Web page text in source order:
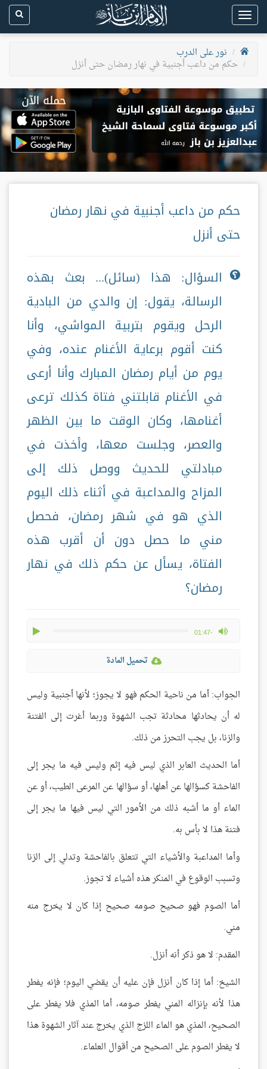
Toggle
navigation
نور على الدرب
حكم من داعب أجنبية في نهار رمضان حتى أنزل
حكم من داعب أجنبية في نهار رمضان
حتى أنزل
السؤال: هذا (سائل)... بعث بهذه
الرسالة، يقول: إن والدي من البادية
الرحل ويقوم بتربية المواشي، وأنا
كنت أقوم برعاية الأغنام عنده، وفي
يوم من أيام رمضان المبارك وأنا أرعى
في الأغنام قابلتني فتاة كذلك ترعى
أغنامها، وكان الوقت ما بين الظهر
والعصر، وجلست معها، وأخذت في
مبادلتي للحديث ووصل ذلك إلى
المزاح والمداعبة في أثناء ذلك اليوم
الذي هو في شهر رمضان، فحصل
مني ما حصل دون أن أقرب هذه
الفتاة، يسأل عن حكم ذلك في نهار
رمضان؟
-01:47
max volume
تحميل المادة
الجواب: أما من ناحية الحكم فهو لا يجوز؛ لأنها أجنبية وليس
له أن يحادثها محادثة تجب الشهوة وربما أغرت إلى الفتنة
والزنا، بل يجب التحرز من ذلك.
أما الحديث العابر الذي ليس فيه إثم وليس فيه ما يجر إلى
الفاحشة كسؤالها عن أهلها، أو سؤالها عن المرعى الطيب، أو عن
الماء أو ما أشبه ذلك من الأمور التي ليس فيها ما يجر إلى
فتنة هذا لا بأس به.
وأما المداعبة والأشياء التي تتعلق بالفاحشة وتدلي إلى الزنا
وتسبب الوقوع في المنكر هذه أشياء لا تجوز.
أما الصوم فهو صحيح صومه صحيح إذا كان لا يخرج منه
مني.
المقدم: لا هو ذكر أنه أنزل.
الشيخ: أما إذا كان أنزل فإن عليه أن يقضي اليوم؛ فإنه يفطر
هذا لأنه بإنزاله المني يفطر صومه، أما المذي فلا يفطر على
الصحيح، المذي هو الماء اللزج الذي يخرج عند آثار الشهوة هذا
لا يفطر الصوم على الصحيح من أقوال العلماء.